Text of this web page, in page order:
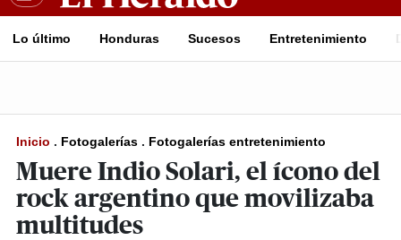
Lo último Honduras Sucesos Entretenimiento
Inicio . Fotogalerías . Fotogalerías entretenimiento
Muere Indio Solari, el ícono del
rock argentino que movilizaba
multitudes